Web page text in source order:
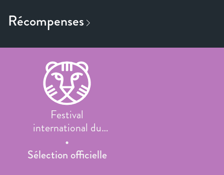
Festival
international du
film de Rotterdam
Sélection officielle